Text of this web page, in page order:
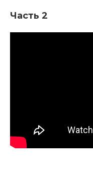
Часть 2